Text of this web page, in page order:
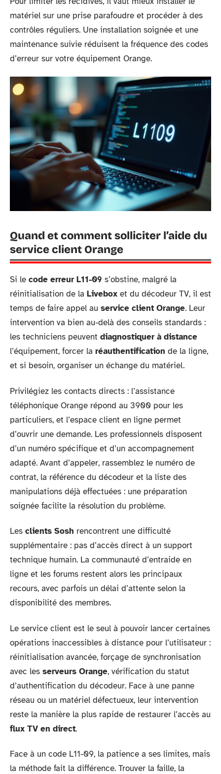
matériel sur une prise parafoudre et procéder à des
contrôles réguliers. Une installation soignée et une
maintenance suivie réduisent la fréquence des codes
d’erreur sur votre équipement Orange.
Quand et comment solliciter l’aide du
service client Orange
Si le code erreur L11-09 s’obstine, malgré la
réinitialisation de la Livebox et du décodeur TV, il est
temps de faire appel au service client Orange. Leur
intervention va bien au-delà des conseils standards :
les techniciens peuvent diagnostiquer à distance
l’équipement, forcer la réauthentification de la ligne,
et si besoin, organiser un échange du matériel.
Privilégiez les contacts directs : l’assistance
téléphonique Orange répond au 3900 pour les
particuliers, et l’espace client en ligne permet
d’ouvrir une demande. Les professionnels disposent
d’un numéro spécifique et d’un accompagnement
adapté. Avant d’appeler, rassemblez le numéro de
contrat, la référence du décodeur et la liste des
manipulations déjà effectuées : une préparation
soignée facilite la résolution du problème.
Les clients Sosh rencontrent une difficulté
supplémentaire : pas d’accès direct à un support
technique humain. La communauté d’entraide en
ligne et les forums restent alors les principaux
recours, avec parfois un délai d’attente selon la
disponibilité des membres.
Le service client est le seul à pouvoir lancer certaines
opérations inaccessibles à distance pour l’utilisateur :
réinitialisation avancée, forçage de synchronisation
avec les serveurs Orange, vérification du statut
d’authentification du décodeur. Face à une panne
réseau ou un matériel défectueux, leur intervention
reste la manière la plus rapide de restaurer l’accès au
flux TV en direct.
Face à un code L11-09, la patience a ses limites, mais
la méthode fait la différence. Trouver la faille, la